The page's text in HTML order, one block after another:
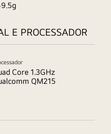
E PROCESSADOR
Core 1.3GHz
QM215